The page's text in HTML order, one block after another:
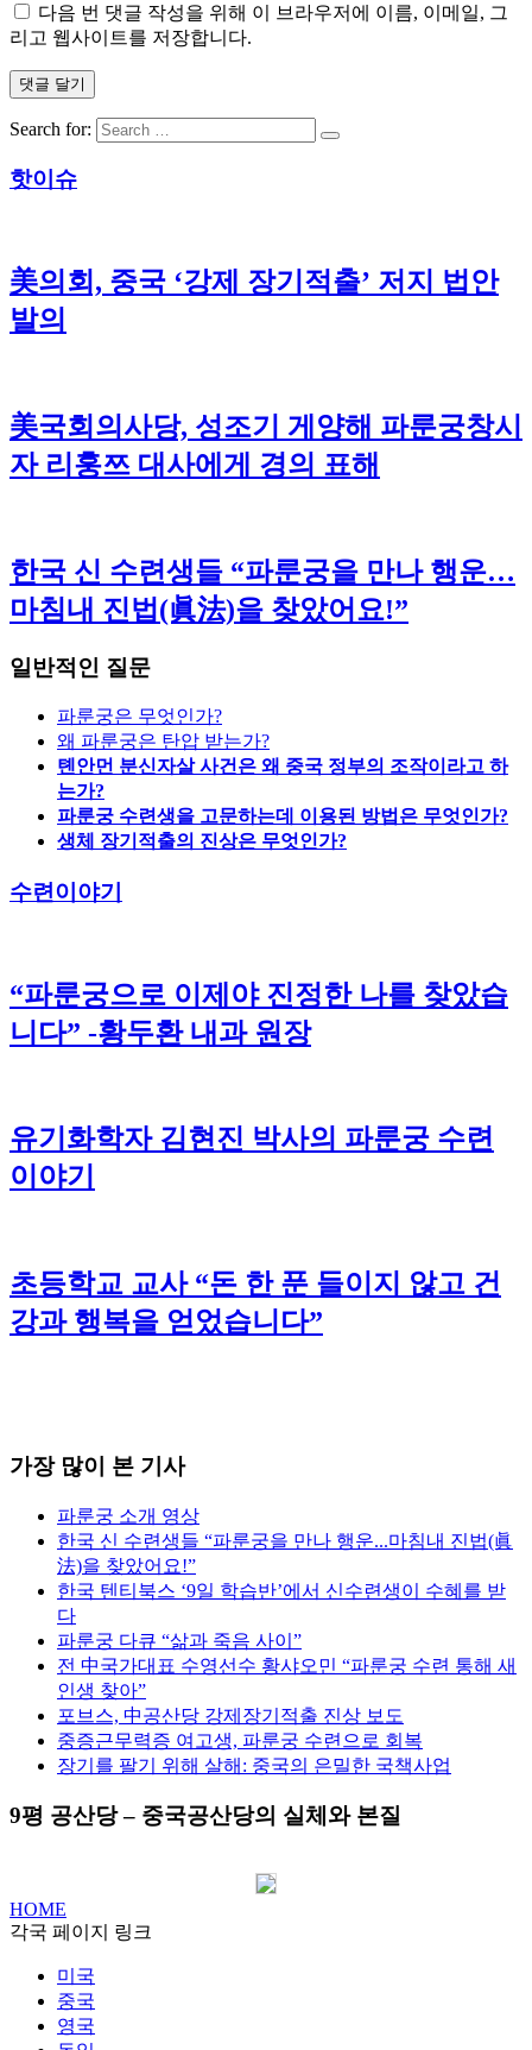
다음 번 댓글 작성을 위해 이 브라우저에 이름, 이메일, 그
리고 웹사이트를 저장합니다.
Search for:
핫이슈
美의회, 중국 ‘강제 장기적출’ 저지 법안
발의
美국회의사당, 성조기 게양해 파룬궁창시
자 리훙쯔 대사에게 경의 표해
한국 신 수련생들 “파룬궁을 만나 행운…
마침내 진법(眞法)을 찾았어요!”
일반적인 질문
파룬궁은 무엇인가?
왜 파룬궁은 탄압 받는가?
톈안먼 분신자살 사건은 왜 중국 정부의 조작이라고 하
는가?
파룬궁 수련생을 고문하는데 이용된 방법은 무엇인가?
생체 장기적출의 진상은 무엇인가?
수련이야기
“파룬궁으로 이제야 진정한 나를 찾았습
니다” -황두환 내과 원장
유기화학자 김현진 박사의 파룬궁 수련
이야기
초등학교 교사 “돈 한 푼 들이지 않고 건
강과 행복을 얻었습니다”
가장 많이 본 기사
파룬궁 소개 영상
한국 신 수련생들 “파룬궁을 만나 행운...마침내 진법(眞
法)을 찾았어요!”
한국 텐티북스 ‘9일 학습반’에서 신수련생이 수혜를 받
다
파룬궁 다큐 “삶과 죽음 사이”
전 中국가대표 수영선수 황샤오민 “파룬궁 수련 통해 새
인생 찾아”
포브스, 中공산당 강제장기적출 진상 보도
중증근무력증 여고생, 파룬궁 수련으로 회복
장기를 팔기 위해 살해: 중국의 은밀한 국책사업
9평 공산당 – 중국공산당의 실체와 본질
HOME
각국 페이지 링크
미국
중국
영국